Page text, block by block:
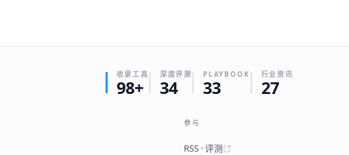
收录工具
98+
深度评测
34
PLAYBOOK
33
行业资讯
27
参与
RSS · 评测